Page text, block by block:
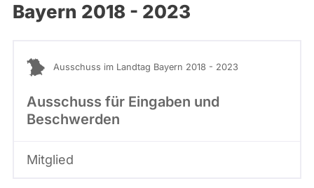
Bayern 2018 - 2023
Ausschuss im Landtag Bayern 2018 - 2023
Ausschuss für Eingaben und
Beschwerden
Mitglied